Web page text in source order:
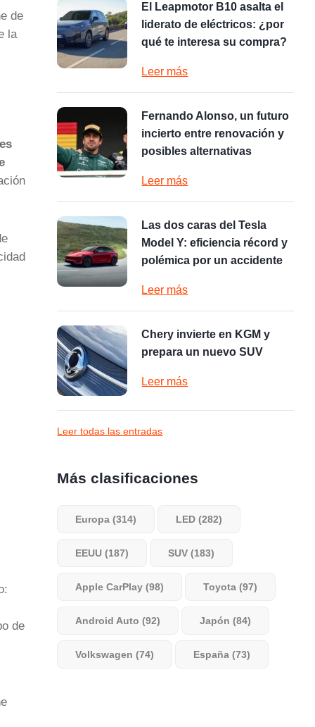
de
la
de
El Leapmotor B10 asalta el
liderato de eléctricos: ¿por
qué te interesa su compra?
Leer más
Fernando Alonso, un futuro
incierto entre renovación y
posibles alternativas
Leer más
Las dos caras del Tesla
Model Y: eficiencia récord y
polémica por un accidente
Leer más
Chery invierte en KGM y
prepara un nuevo SUV
Leer más
Leer todas las entradas
Más clasificaciones
Europa (314) LED (282)
EEUU (187) SUV (183)
Apple CarPlay (98) Toyota (97)
Android Auto (92) Japón (84)
Volkswagen (74) España (73)